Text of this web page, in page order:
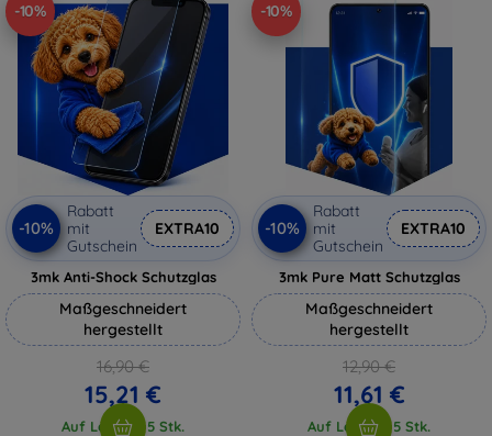
-10%
-10%
Rabatt
mit
Gutschein
EXTRA10
3mk Anti-Shock Schutzglas
Maßgeschneidert
hergestellt
16,90 €
15,21 €
Auf Lager > 5 Stk.
-10%
-10%
Rabatt
mit
Gutschein
EXTRA10
3mk Pure Matt Schutzglas
Maßgeschneidert
hergestellt
12,90 €
11,61 €
Auf Lager > 5 Stk.